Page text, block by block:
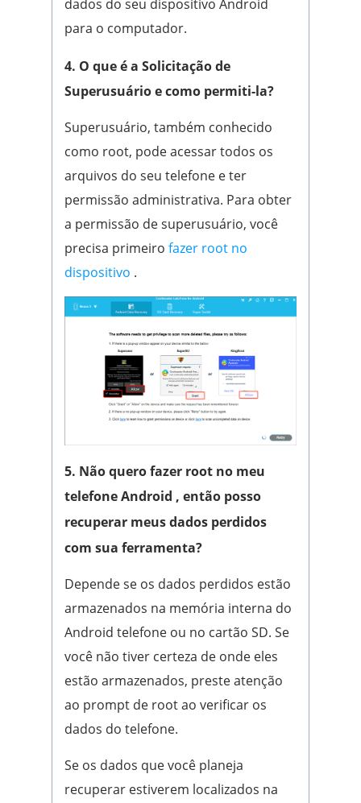
dados do seu dispositivo Android
para o computador.
4. O que é a Solicitação de
Superusuário e como permiti-la?
Superusuário, também conhecido
como root, pode acessar todos os
arquivos do seu telefone e ter
permissão administrativa. Para obter
a permissão de superusuário, você
precisa primeiro fazer root no
dispositivo .
5. Não quero fazer root no meu
telefone Android , então posso
recuperar meus dados perdidos
com sua ferramenta?
Depende se os dados perdidos estão
armazenados na memória interna do
Android telefone ou no cartão SD. Se
você não tiver certeza de onde eles
estão armazenados, preste atenção
ao prompt de root ao verificar os
dados do telefone.
Se os dados que você planeja
recuperar estiverem localizados na